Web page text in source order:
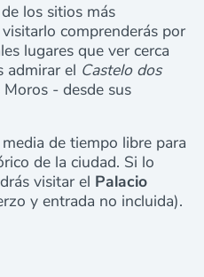
los sitios más
comprenderás por
lugares que ver cerca
admirar el Castelo dos
- desde sus
de tiempo libre para
de la ciudad. Si lo
visitar el Palacio
y entrada no incluida).